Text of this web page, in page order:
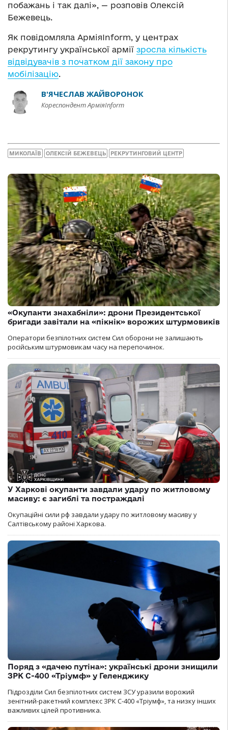
побажань і так далі», — розповів Олексій
Бежевець.
Як повідомляла АрміяInform, у центрах
рекрутингу української армії зросла кількість
відвідувачів з початком дії закону про
мобілізацію.
В'ЯЧЕСЛАВ ЖАЙВОРОНОК
Кореспондент АрміяInform
МИКОЛАЇВ ОЛЕКСІЙ БЕЖЕВЕЦЬ РЕКРУТИНГОВИЙ ЦЕНТР
«Окупанти знахабніли»: дрони Президентської
бригади завітали на «пікнік» ворожих штурмовиків
Оператори безпілотних систем Сил оборони не залишають
російським штурмовикам часу на перепочинок.
У Харкові окупанти завдали удару по житловому
масиву: є загиблі та постраждалі
Окупаційні сили рф завдали удару по житловому масиву у
Салтівському районі Харкова.
Поряд з «дачею путіна»: українські дрони знищили
ЗРК С-400 «Тріумф» у Геленджику
Підрозділи Сил безпілотних систем ЗСУ уразили ворожий
зенітний-ракетний комплекс ЗРК С-400 «Тріумф», та низку інших
важливих цілей противника.